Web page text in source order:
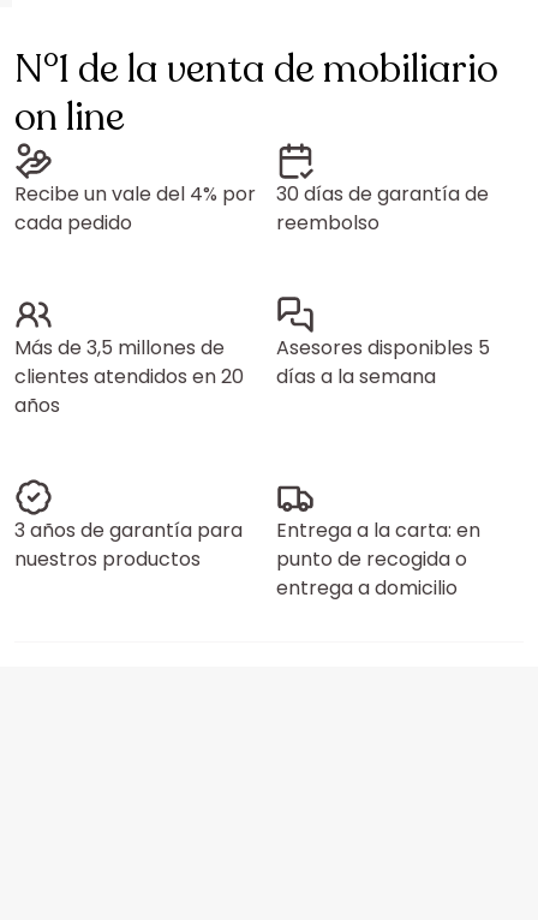
N°1 de la venta de mobiliario
on line
Recibe un vale del 4% por
cada pedido
30 días de garantía de
reembolso
Más de 3,5 millones de
clientes atendidos en 20
años
Asesores disponibles 5
días a la semana
3 años de garantía para
nuestros productos
Entrega a la carta: en
punto de recogida o
entrega a domicilio